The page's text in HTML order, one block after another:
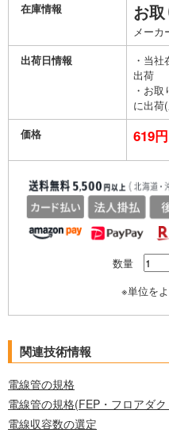
在庫情報
お
メーカ
出荷日情報
・当
出荷
・お
に出荷
価格
619円
数量
※単位を
関連技術情報
電線管の規格
電線管の規格(FEP・フロアダク
電線収容数の選定